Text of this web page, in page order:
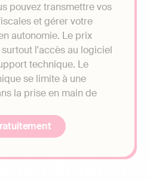
pouvez transmettre vos
et gérer votre
autonomie. Le prix
surtout l'accès au logiciel
technique. Le
se limite à une
la prise en main de